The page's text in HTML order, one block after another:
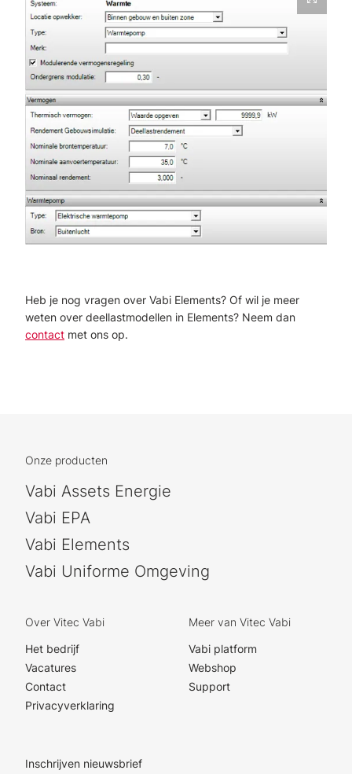
Heb je nog vragen over Vabi Elements? Of wil je meer
weten over deellastmodellen in Elements? Neem dan
contact met ons op.
Onze producten
Vabi Assets Energie
Vabi EPA
Vabi Elements
Vabi Uniforme Omgeving
Over Vitec Vabi
Het bedrijf
Vacatures
Contact
Privacyverklaring
Meer van Vitec Vabi
Vabi platform
Webshop
Support
Inschrijven nieuwsbrief